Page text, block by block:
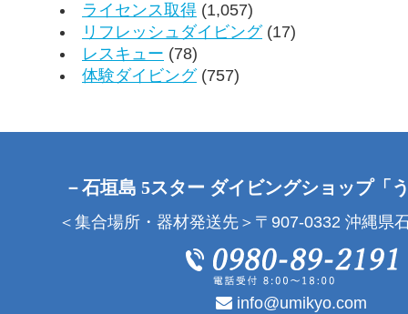
ライセンス取得 (1,057)
リフレッシュダイビング(17)
レスキュー (78)
体験ダイビング(757)
－石垣島 5スター ダイビングショップ「
＜集合場所・器材発送先＞〒907-0332 沖縄県
info@umikyo.com